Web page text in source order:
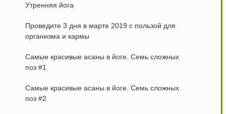
Утренняя йога
Проведите 3 дня в марте 2019 с пользой для
организма и кармы
Самые красивые асаны в йоге. Семь сложных
поз #1
Самые красивые асаны в йоге. Семь сложных
поз #2